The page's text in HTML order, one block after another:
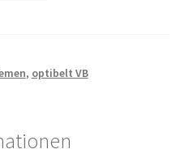
, optibelt VB